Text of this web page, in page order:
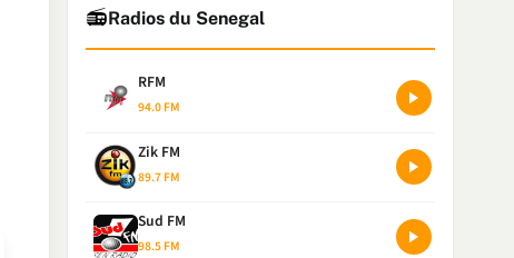
📻Radios du Senegal
RFM
94.0 FM
Zik FM
89.7 FM
Sud FM
98.5 FM